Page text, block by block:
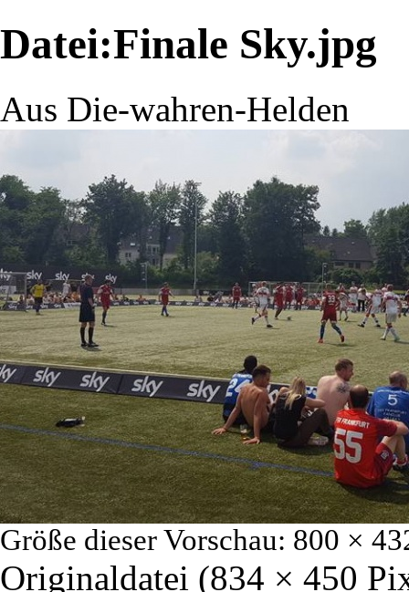
Datei:Finale Sky.jpg
Aus Die-wahren-Helden
Größe dieser Vorschau: 800 ×
Originaldatei (834 × 450